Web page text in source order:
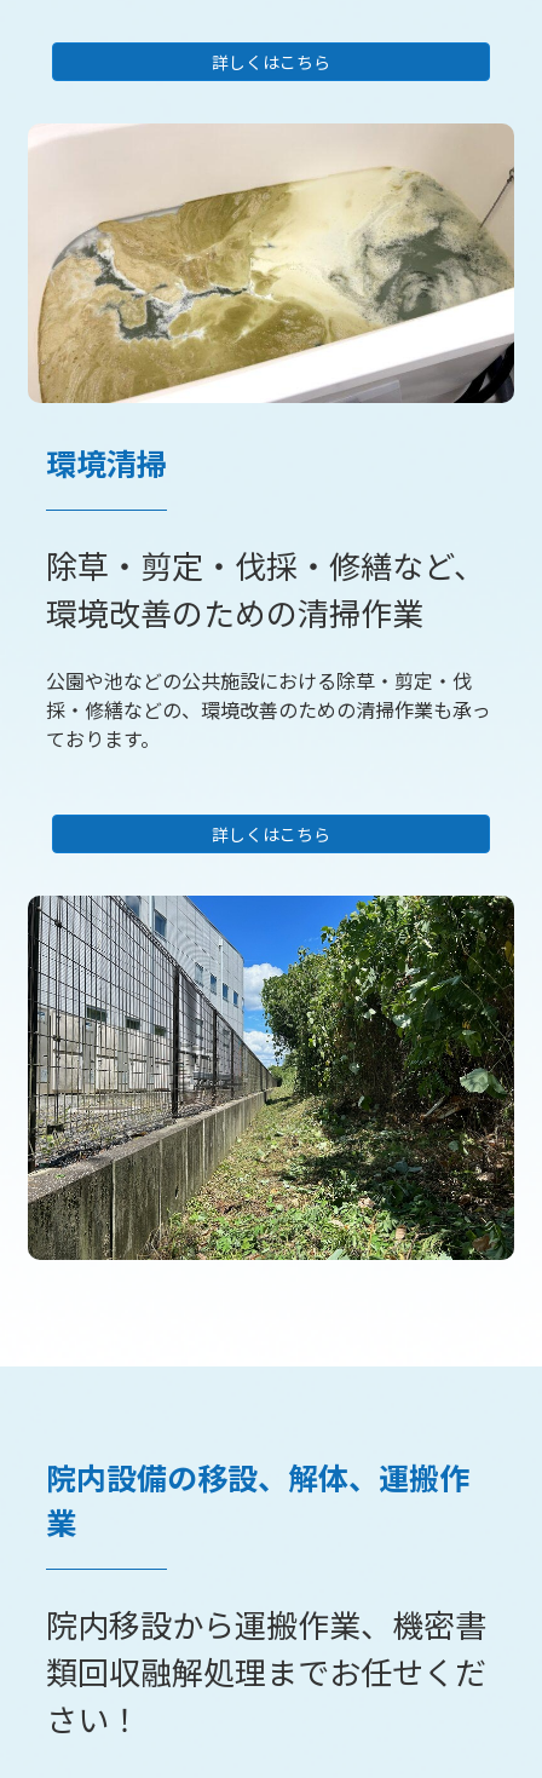
詳しくはこちら
環境清掃
除草・剪定・伐採・修繕など、
環境改善のための清掃作業
公園や池などの公共施設における除草・剪定・伐
採・修繕などの、環境改善のための清掃作業も承っ
ております。
詳しくはこちら
院内設備の移設、解体、運搬作
業
院内移設から運搬作業、機密書
類回収融解処理までお任せくだ
さい！